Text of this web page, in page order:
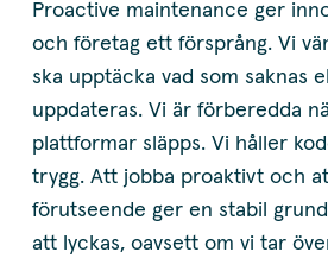
Proactive maintenance ger
och företag ett försprång. Vi
ska upptäcka vad som saknas
uppdateras. Vi är förberedda
plattformar släpps. Vi håller
trygg. Att jobba proaktivt och
förutseende ger en stabil
att lyckas, oavsett om vi tar